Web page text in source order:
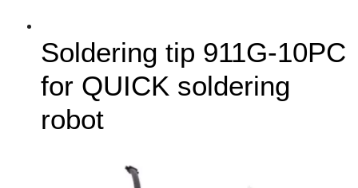
Soldering tip 911G-10PC
for QUICK soldering
robot